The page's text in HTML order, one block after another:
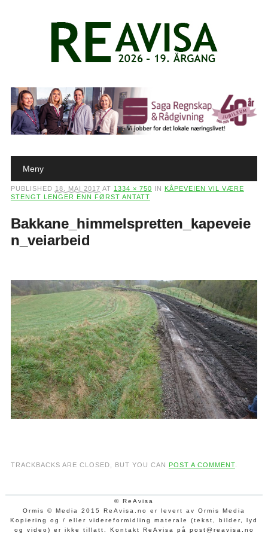
Main menu
Meny
PUBLISHED 18. MAI 2017 AT 1334 × 750 IN
KÅPEVEIEN VIL VÆRE
STENGT LENGER ENN FØRST ANTATT
Bakkane_himmelspretten_kapeveie
n_veiarbeid
TRACKBACKS ARE CLOSED, BUT YOU CAN POST A COMMENT.
© ReAvisa
Ormis © Media 2015 ReAvisa.no er levert av Ormis Media
Kopiering og / eller videreformidling materale (tekst, bilder, lyd
og video) er ikke tillatt. Kontakt ReAvisa på post@reavisa.no